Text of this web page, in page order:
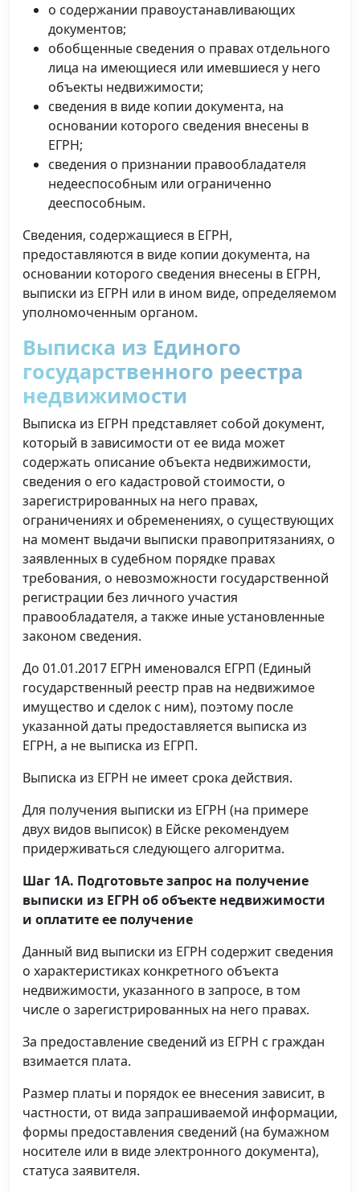
о содержании правоустанавливающих
документов;
обобщенные сведения о правах отдельного
лица на имеющиеся или имевшиеся у него
объекты недвижимости;
сведения в виде копии документа, на
основании которого сведения внесены в
ЕГРН;
сведения о признании правообладателя
недееспособным или ограниченно
дееспособным.
Сведения, содержащиеся в ЕГРН,
предоставляются в виде копии документа, на
основании которого сведения внесены в ЕГРН,
выписки из ЕГРН или в ином виде, определяемом
уполномоченным органом.
Выписка из Единого
государственного реестра
недвижимости
Выписка из ЕГРН представляет собой документ,
который в зависимости от ее вида может
содержать описание объекта недвижимости,
сведения о его кадастровой стоимости, о
зарегистрированных на него правах,
ограничениях и обременениях, о существующих
на момент выдачи выписки правопритязаниях, о
заявленных в судебном порядке правах
требования, о невозможности государственной
регистрации без личного участия
правообладателя, а также иные установленные
законом сведения.
До 01.01.2017 ЕГРН именовался ЕГРП (Единый
государственный реестр прав на недвижимое
имущество и сделок с ним), поэтому после
указанной даты предоставляется выписка из
ЕГРН, а не выписка из ЕГРП.
Выписка из ЕГРН не имеет срока действия.
Для получения выписки из ЕГРН (на примере
двух видов выписок) в Ейске рекомендуем
придерживаться следующего алгоритма.
Шаг 1А. Подготовьте запрос на получение
выписки из ЕГРН об объекте недвижимости
и оплатите ее получение
Данный вид выписки из ЕГРН содержит сведения
о характеристиках конкретного объекта
недвижимости, указанного в запросе, в том
числе о зарегистрированных на него правах.
За предоставление сведений из ЕГРН с граждан
взимается плата.
Размер платы и порядок ее внесения зависит, в
частности, от вида запрашиваемой информации,
формы предоставления сведений (на бумажном
носителе или в виде электронного документа),
статуса заявителя.